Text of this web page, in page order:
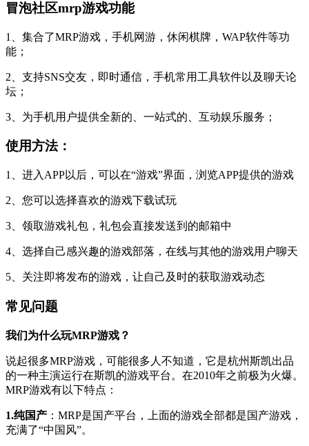
冒泡社区mrp游戏功能
1、集合了MRP游戏，手机网游，休闲棋牌，WAP软件等功
能；
2、支持SNS交友，即时通信，手机常用工具软件以及聊天论
坛；
3、为手机用户提供全新的、一站式的、互动娱乐服务；
使用方法：
1、进入APP以后，可以在“游戏”界面，浏览APP提供的游戏
2、您可以选择喜欢的游戏下载试玩
3、领取游戏礼包，礼包会直接发送到的邮箱中
4、选择自己感兴趣的游戏部落，在线与其他的游戏用户聊天
5、关注即将发布的游戏，让自己及时的获取游戏动态
常见问题
我们为什么玩MRP游戏？
说起很多MRP游戏，可能很多人不知道，它是杭州斯凯出品
的一种主演运行在斯凯的游戏平台。在2010年之前极为火爆。
MRP游戏有以下特点：
1.纯国产 ：MRP是国产平台，上面的游戏全部都是国产游戏，
充满了“中国风”。